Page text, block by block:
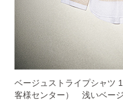
ベージュストライプシャツ
客様センター） 浅いベー